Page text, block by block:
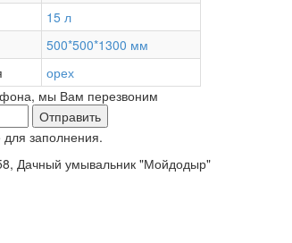
15 л
500*500*1300 мм
орех
мы Вам перезвоним
Отправить
заполнения.
Дачный умывальник "Мойдодыр"